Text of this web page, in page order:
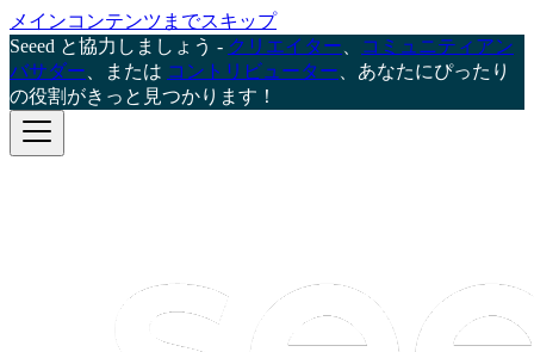
メインコンテンツまでスキップ
Seeed と協力しましょう - クリエイター
コミュニティアン
バサダー 、または コントリビューター 、あなたにぴったり
の役割がきっと見つかります！